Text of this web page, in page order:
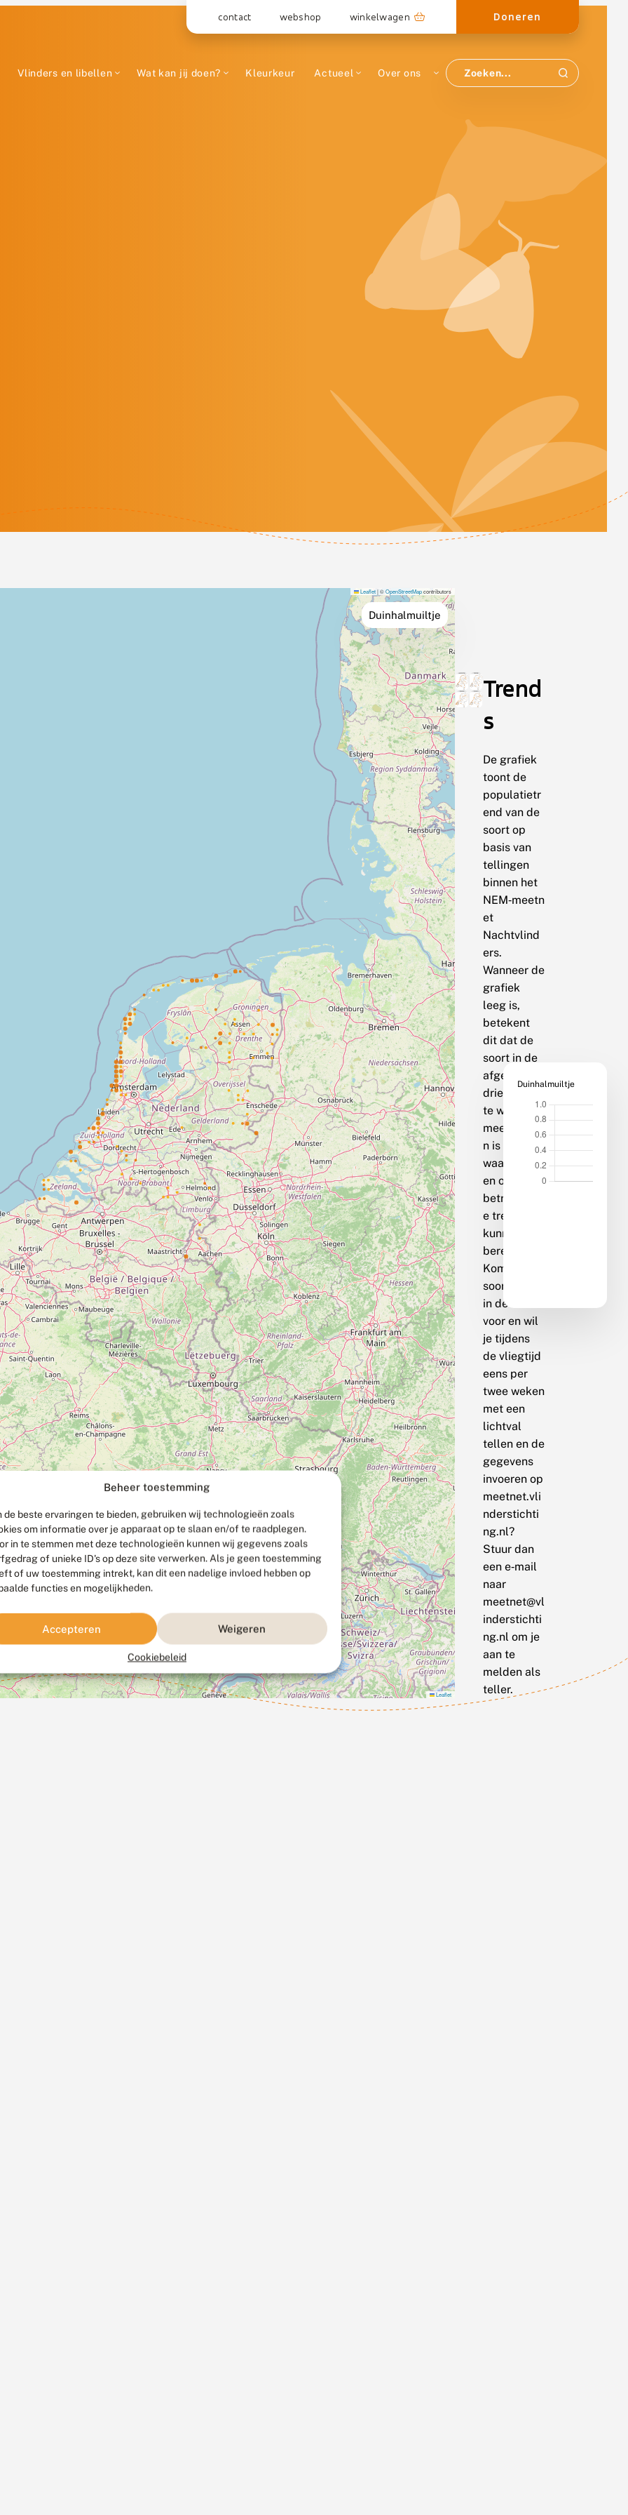
Beheer toestemming
de beste ervaringen te bieden, gebruiken wij technologieën zoals
om informatie over je apparaat op te slaan en/of te raadplegen.
in te stemmen met deze technologieën kunnen wij gegevens zoals
of unieke ID's op deze site verwerken. Als je geen toestemming
of uw toestemming intrekt, kan dit een nadelige invloed hebben op
functies en mogelijkheden.
Accepteren Weigeren
Cookiebeleid
contact webshop winkelwagen Doneren
Vlinders en libellen Wat kan jij doen? Kleurkeur Actueel Over ons
Duinhalmuiltje
Leaflet|©OpenStreetMapcontributors
Leaflet
Trend
s
De grafiek
toont de
populatietr
end van de
soort op
basis van
tellingen
binnen het
NEM‑meetn
et
Nachtvlind
ers.
Wanneer de
grafiek
leeg is,
betekent
dit dat de
soort in de
afgelopen
drie jaar op
te weinig
meetpunte
n is
waargenom
en om een
betrouwbar
e trend te
kunnen
berekenen.
Komt de
soort bij jou
in de buurt
voor en wil
je tijdens
de vliegtijd
eens per
twee weken
met een
lichtval
tellen en de
gegevens
invoeren op
meetnet.vli
nderstichti
ng.nl?
Stuur dan
een e‑mail
naar
meetnet@vl
inderstichti
ng.nl om je
aan te
melden als
teller.
Duinhalmuiltje